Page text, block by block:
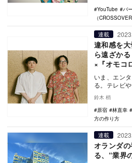
YouTube バ
（CROSSOVER
連載
違和感を
ら遠ざか
×『オモコ
時代に「
いま、エン
る。テレビ
信アプ…
鈴木 梢
原宿
林直幸
方の作り方
連載
オランダ
る、“業界